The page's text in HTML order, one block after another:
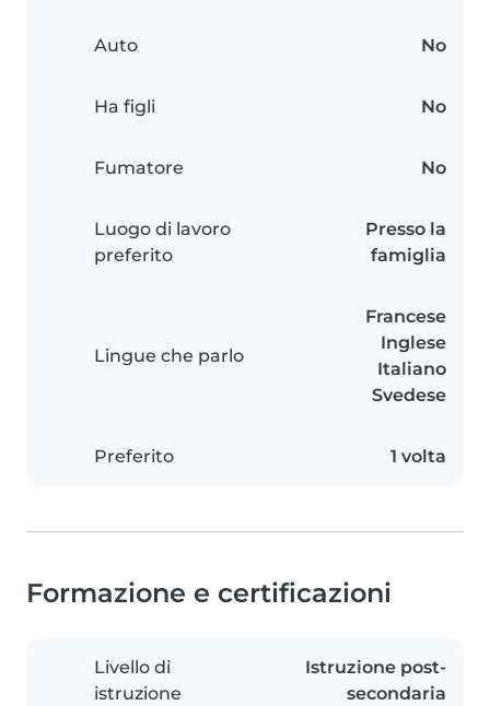
Auto No
Ha figli No
Fumatore No
Luogo di lavoro
preferito
Presso la
famiglia
Lingue che parlo
Francese
Inglese
Italiano
Svedese
Preferito 1 volta
Formazione e certificazioni
Livello di
istruzione
Istruzione post-
secondaria